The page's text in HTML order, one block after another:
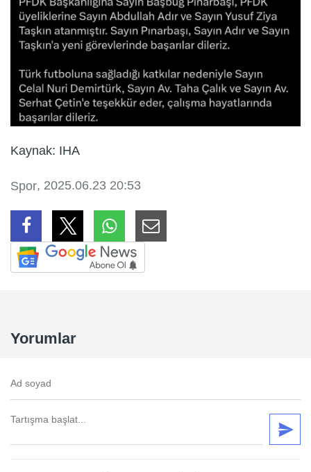
Kaynak: IHA
Spor, 2025.06.23 20:53
Yorumlar